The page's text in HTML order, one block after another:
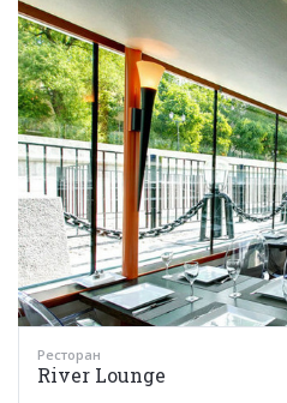
Ресторан
River Lounge